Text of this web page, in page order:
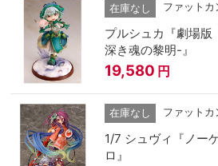
在庫なし ファットカ
プルシュカ『劇場
深き魂の黎明-』
19,580 円
在庫なし ファットカ
1/7 シュヴィ『ノー
ロ』